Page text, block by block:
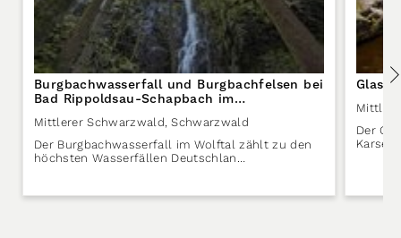
Burgbachwasserfall und Burgbachfelsen bei
Bad Rippoldsau-Schapbach im
Schwarzwald
Mittlerer Schwarzwald, Schwarzwald
Der Burgbachwasserfall im Wolftal zählt zu den
höchsten Wasserfällen Deutschlan…
Der